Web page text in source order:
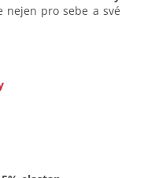
pro sebe a své